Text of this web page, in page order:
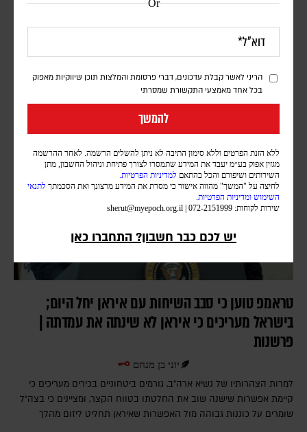
Or
הריני לאשר קבלת עדכונים, דברי פרסומת והמלצות תוכן שיווקיות מאפוק
בכל אחד מאמצעי התקשורת שמסרתי
להמשך
ללא הזנת הפרטים וללא סימון התיבה לא ניתן להשלים הרשמה. לאחר ההרשמה
מגזין אפוק בע״מ יעבד את המידע שתמסרו לצורך פתיחת וניהול החשבון, מתן
השירותים ושיפורם והכל בהתאם למדיניות הפרטיות.
לחיצה על "המשך" מהווה אישור כי מסרת את המידע מרצונך ואת הסכמתך לתנאי
השימוש ומדיניות הפרטיות.
שירות לקוחות: 072-2151999 |
sherut@myepoch.org.il
יש לכם כבר חשבון? התחברו כאן
המערכה הכלכלית נגד איראן נכנסת למבחן | פרשנות
מבקשת לתרגם את המחיר הכלכלי לשינוי מדיני, וטהראן מהמרת שתוכל
להחזיק מעמד
טראמפ טוען כי סבב השיחות עם איראן יחל היום;
בישראל מעריכים כי איראן לא שינתה את עמדתה |
פרשנות
יוני בן מנחם
למרות הצהרותיו של נשיא ארה"ב, גורמים ביטחוניים בכירים מעריכים כי
קיימת אפשרות שישנה שוב את החלטתו בטווח הקצר, ומציינים כי בצה"ל
שומרים על כוננות גבוהה מול האפשרות שאיראן תחליט ליזום מהלך